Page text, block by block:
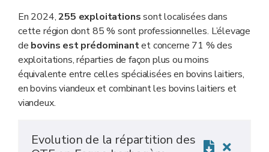
En 2024,255 exploitationssont localisées dans
cette région dont 85 % sont professionnelles. L’élevage
de bovins est prédominantet concerne 71 % des
exploitations, réparties de façon plus ou moins
équivalente entre celles spécialisées en bovins laitiers,
en bovins viandeux et combinant les bovins laitiers et
viandeux.
Evolution de la répartition des